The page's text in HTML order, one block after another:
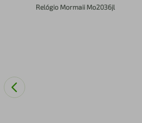
Relógio Mormaii Mo2036jl